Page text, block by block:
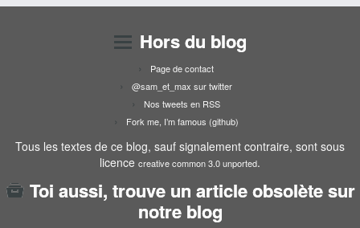
Hors du blog
Page de contact
@sam_et_max sur twitter
Nos tweets en RSS
Fork me, I’m famous (github)
Tous les textes de ce blog, sauf signalement contraire, sont sous
licence creative common 3.0 unported.
Toi aussi, trouve un article obsolète sur
notre blog